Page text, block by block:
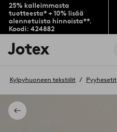
25% kalleimmasta
tuotteesta* + 10% lisää
alennetuista hinnoista**.
Koodi: 424882
Jotex-
logo
aloitussivulle
Takaisin
Kylpyhuoneen tekstiilit Pyyhesetit